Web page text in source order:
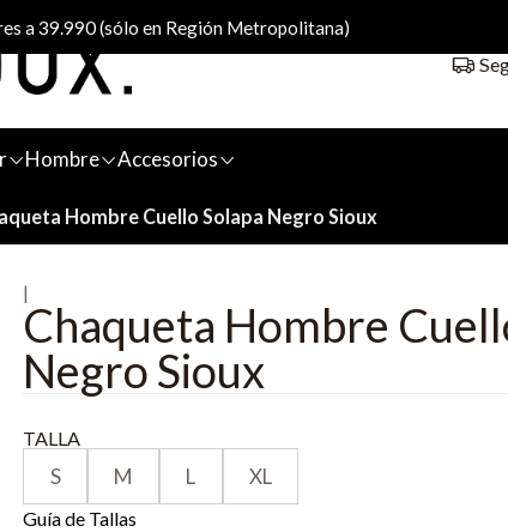
Hombre Accesorios
a 39.990 (sólo en Región Metropolitana)
Hombre Cuello Solapa Negro Sioux
|
Chaqueta Hombre
Negro Sioux
TALLA
S M L XL
Guía de Tallas